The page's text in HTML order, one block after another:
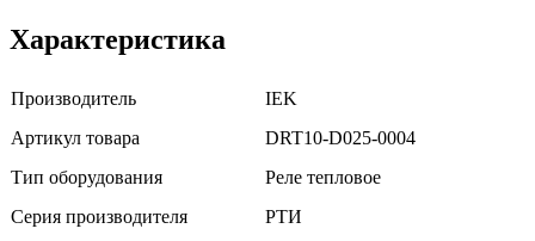
Характеристика
Производитель
IEK
Артикул товара
DRT10-D025-0004
Тип оборудования
Реле тепловое
Серия производителя
РТИ